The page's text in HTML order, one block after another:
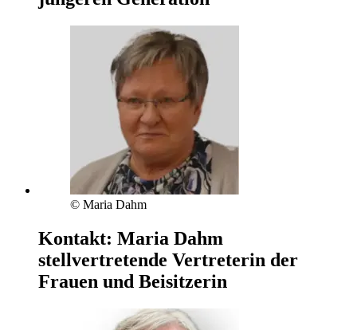
© Maria Dahm
Kontakt: Maria Dahm
stellvertretende Vertreterin der
Frauen und Beisitzerin